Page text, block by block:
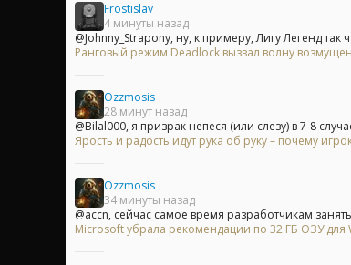
Frostislav
4 минуты назад
@Johnny_Strapony, ну, к примеру, Лигу Легенд так
Ранговый режим Deadlock вызвал волну
Ozzmosis
28 минут назад
@Bilal000, я призрак непеся (или слезу) в 7-8
Ярость и радость идут рука об руку – почему
Ozzmosis
34 минуты назад
@accn, сейчас самое время разработчикам
Microsoft убрала рекомендации по 32 ГБ ОЗУ для